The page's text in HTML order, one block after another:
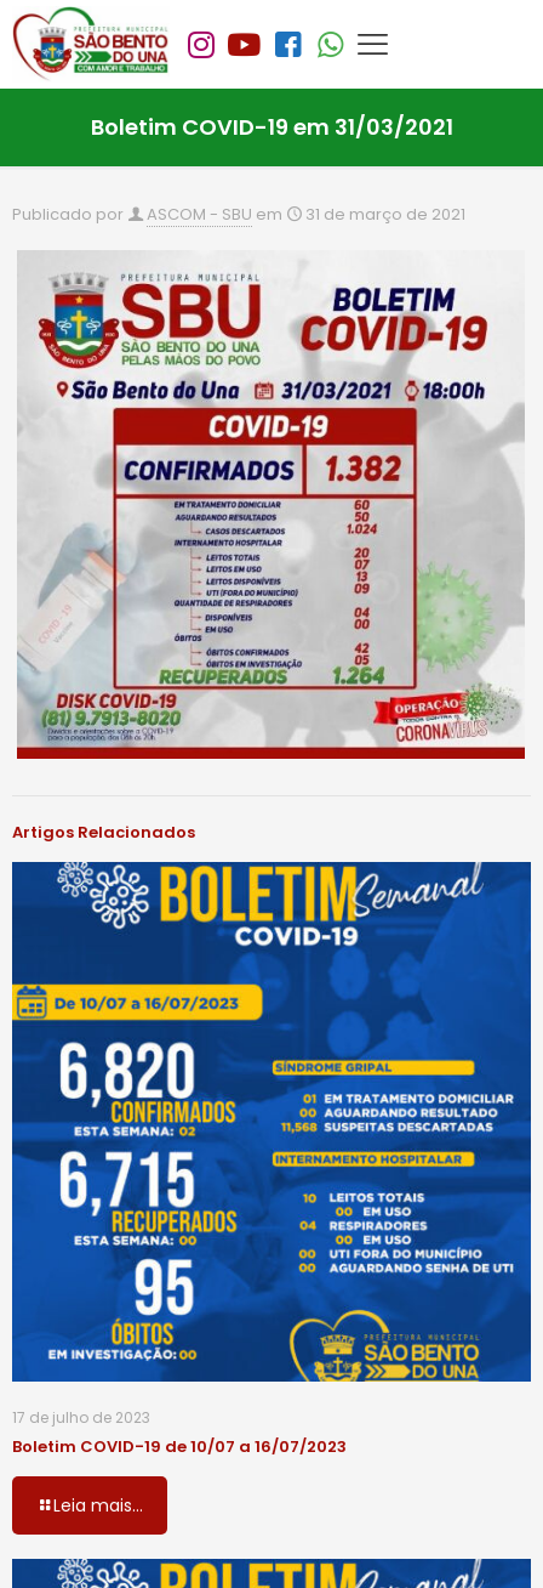
Boletim COVID-19 em 31/03/2021
Publicado por ASCOM - SBU em 31 de março de 2021
Artigos Relacionados
17 de julho de 2023
Boletim COVID-19 de 10/07 a 16/07/2023
Leia mais...